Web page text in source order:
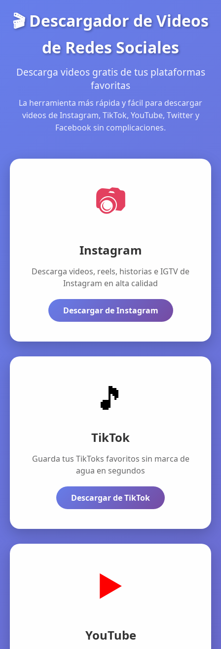
🎬 Descargador de Videos
de Redes Sociales
Descarga videos gratis de tus plataformas
favoritas
La herramienta más rápida y fácil para descargar
videos de Instagram, TikTok, YouTube, Twitter y
Facebook sin complicaciones.
📷
Instagram
Descarga videos, reels, historias e IGTV de
Instagram en alta calidad
Descargar de Instagram
🎵
TikTok
Guarda tus TikToks favoritos sin marca de
agua en segundos
Descargar de TikTok
▶️
YouTube